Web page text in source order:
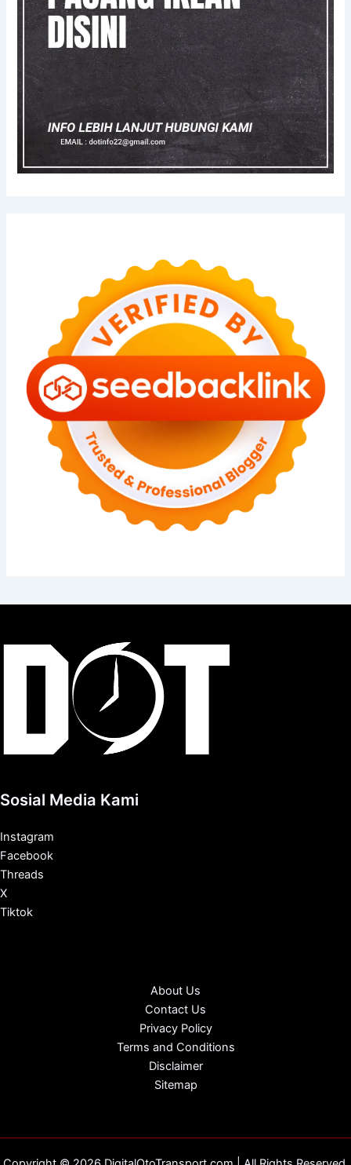
Sosial Media Kami
Instagram
Facebook
Threads
X
Tiktok
About Us
Contact Us
Privacy Policy
Terms and Conditions
Disclaimer
Sitemap